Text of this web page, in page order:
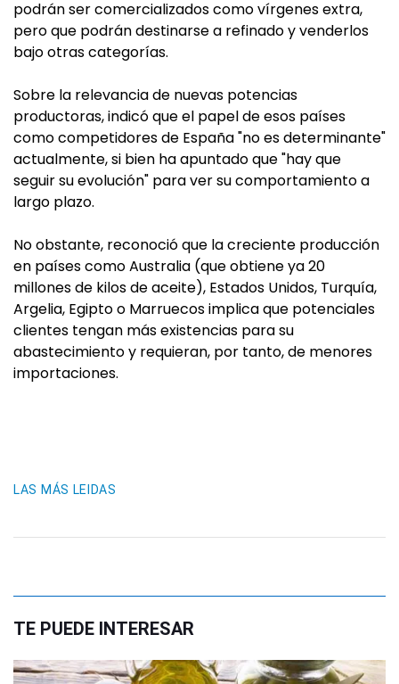
podrán ser comercializados como vírgenes extra,
pero que podrán destinarse a refinado y venderlos
bajo otras categorías.
Sobre la relevancia de nuevas potencias
productoras, indicó que el papel de esos países
como competidores de España "no es determinante"
actualmente, si bien ha apuntado que "hay que
seguir su evolución" para ver su comportamiento a
largo plazo.
No obstante, reconoció que la creciente producción
en países como Australia (que obtiene ya 20
millones de kilos de aceite), Estados Unidos, Turquía,
Argelia, Egipto o Marruecos implica que potenciales
clientes tengan más existencias para su
abastecimiento y requieran, por tanto, de menores
importaciones.
LAS MÁS LEIDAS
TE PUEDE INTERESAR